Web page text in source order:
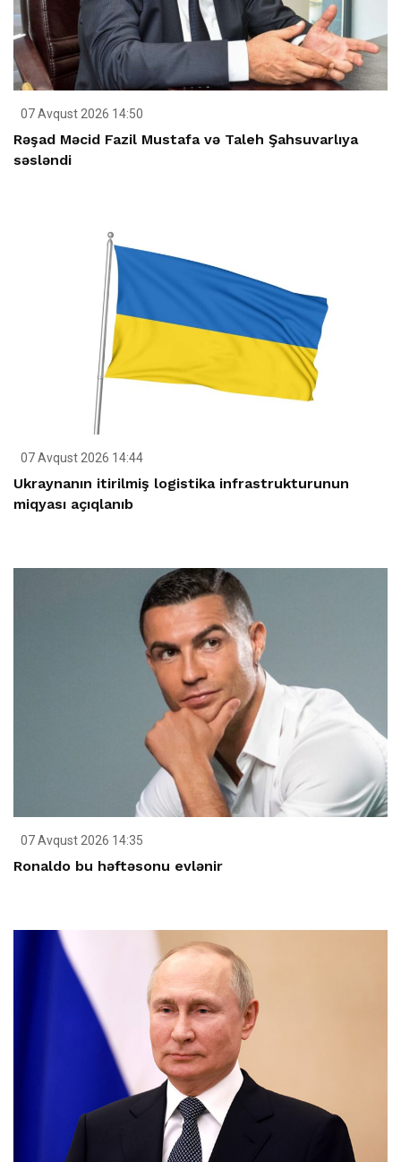
07 Avqust 2026 14:50
Rəşad Məcid Fazil Mustafa və Taleh Şahsuvarlıya
səsləndi
07 Avqust 2026 14:44
Ukraynanın itirilmiş logistika infrastrukturunun
miqyası açıqlanıb
07 Avqust 2026 14:35
Ronaldo bu həftəsonu evlənir